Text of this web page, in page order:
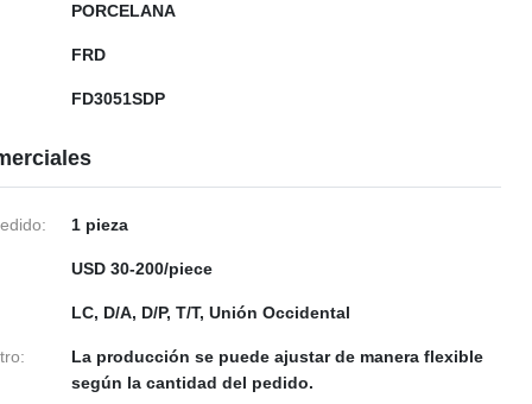
PORCELANA
FRD
FD3051SDP
1 pieza
USD 30-200/piece
LC, D/A, D/P, T/T, Unión Occidental
La producción se puede ajustar de manera flexible
según la cantidad del pedido.